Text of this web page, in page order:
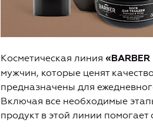
Косметическая линия «BARBER
мужчин, которые ценят
предназначены для
Включая все необходимые
продукт в этой линии